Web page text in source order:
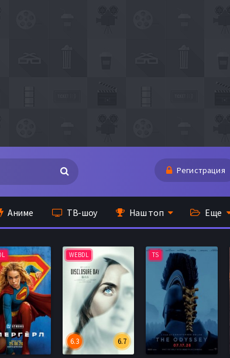
Регистрация
Аниме ТВ-шоу Наш топ Еще
WEBDL
6.7
6.3
TS